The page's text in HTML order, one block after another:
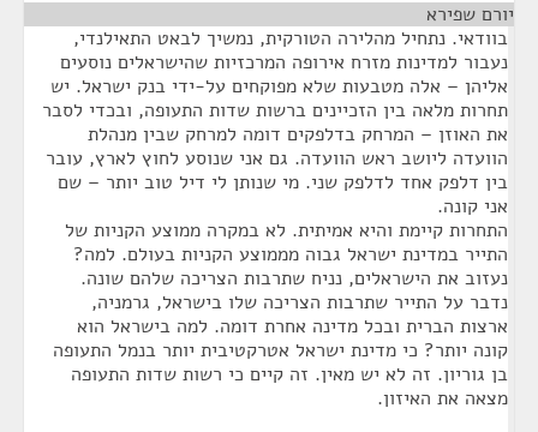
יורם שפירא
בוודאי. נתחיל מהלירה הטורקית, נמשיך לבאט התאילנדי,
נעבור למדינות מזרח אירופה המרכזיות שהישראלים נוסעים
אליהן – אלה מטבעות שלא מפוקחים על-ידי בנק ישראל. יש
תחרות מלאה בין הזכיינים ברשות שדות התעופה, ובכדי לסבר
את האוזן – המרחק בדלפקים דומה למרחק שבין מנהלת
הוועדה ליושב ראש הוועדה. גם אני שנוסע לחוץ לארץ, עובר
בין דלפק אחד לדלפק שני. מי שנותן לי דיל טוב יותר – שם
אני קונה.
התחרות קיימת והיא אמיתית. לא במקרה ממוצע הקניות של
התייר במדינת ישראל גבוה מממוצע הקניות בעולם. למה?
נעזוב את הישראלים, נניח שתרבות הצריכה שלהם שונה.
נדבר על התייר שתרבות הצריכה שלו בישראל, גרמניה,
ארצות הברית ובכל מדינה אחרת דומה. למה בישראל הוא
קונה יותר? כי מדינת ישראל אטרקטיבית יותר בנמל התעופה
בן גוריון. זה לא יש מאין. זה קיים כי רשות שדות התעופה
מצאה את האיזון.